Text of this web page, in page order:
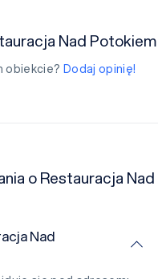
Nad Potokiem
obiekcie? Dodaj opinię!
o Restauracja Nad
Nad